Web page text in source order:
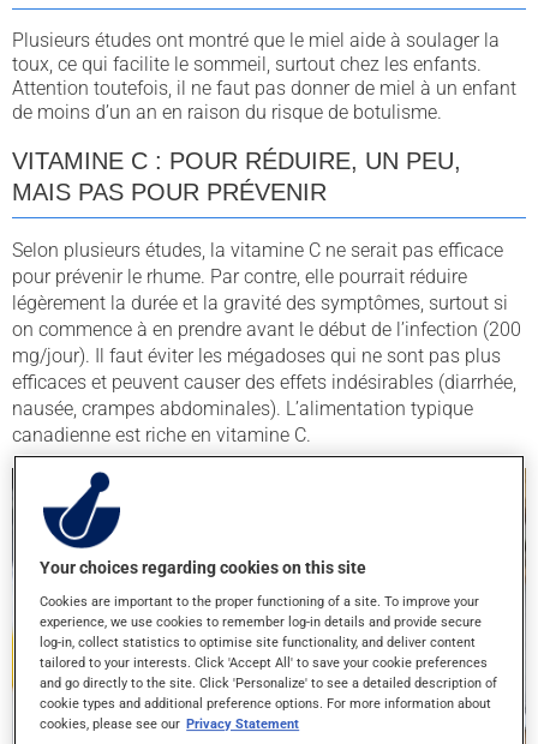
Plusieurs études ont montré que le miel aide à soulager la
toux, ce qui facilite le sommeil, surtout chez les enfants.
Attention toutefois, il ne faut pas donner de miel à un enfant
de moins d’un an en raison du risque de botulisme.
VITAMINE C : POUR RÉDUIRE, UN PEU,
MAIS PAS POUR PRÉVENIR
Selon plusieurs études, la vitamine C ne serait pas efficace
pour prévenir le rhume. Par contre, elle pourrait réduire
légèrement la durée et la gravité des symptômes, surtout si
on commence à en prendre avant le début de l’infection (200
mg/jour). Il faut éviter les mégadoses qui ne sont pas plus
efficaces et peuvent causer des effets indésirables (diarrhée,
nausée, crampes abdominales). L’alimentation typique
canadienne est riche en vitamine C.
Your choices regarding cookies on this site
Cookies are important to the proper functioning of a site. To improve your
experience, we use cookies to remember log-in details and provide secure
log-in, collect statistics to optimise site functionality, and deliver content
tailored to your interests. Click 'Accept All' to save your cookie preferences
and go directly to the site. Click 'Personalize' to see a detailed description of
cookie types and additional preference options. For more information about
cookies, please see our Privacy Statement